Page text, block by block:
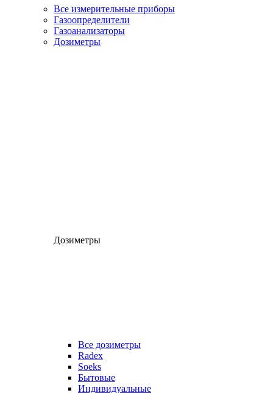
Все измерительные приборы
Газоопределители
Газоанализаторы
Дозиметры
Дозиметры
Все дозиметры
Radex
Soeks
Бытовые
Индивидуальные